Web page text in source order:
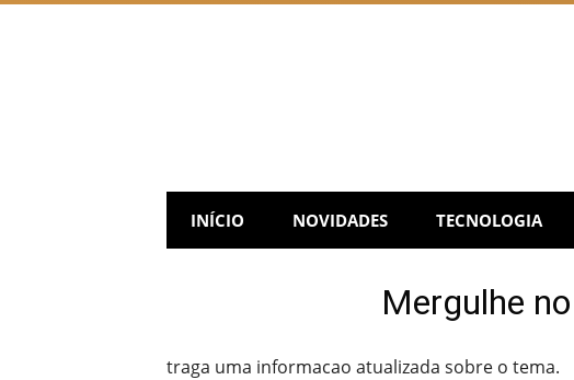
Skip
INÍCIO NOVIDADES TECNOLOGIA
Mergulhe
traga uma informacao atualizada sobre o tema.